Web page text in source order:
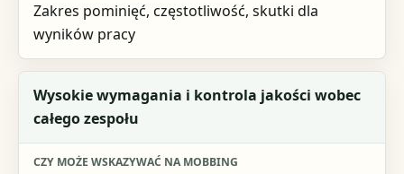
Zakres pominięć, częstotliwość, skutki dla
wyników pracy
Wysokie wymagania i kontrola jakości wobec
całego zespołu